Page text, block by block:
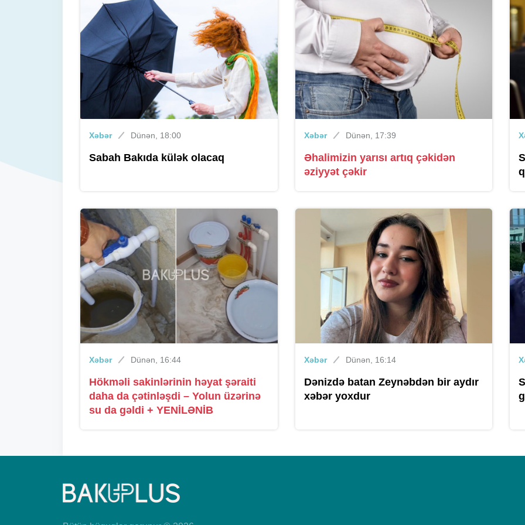
Xəbər Dünən, 18:00
Sabah Bakıda külək olacaq
Xəbər Dünən, 17:39
Əhalimizin yarısı artıq çəkidən
əziyyət çəkir
Xəbər Dünən, 16:44
Hökməli sakinlərinin həyat şəraiti
daha da çətinləşdi – Yolun üzərinə
su da gəldi + YENİLƏNİB
Xəbər Dünən, 16:14
Dənizdə batan Zeynəbdən bir aydır
xəbər yoxdur